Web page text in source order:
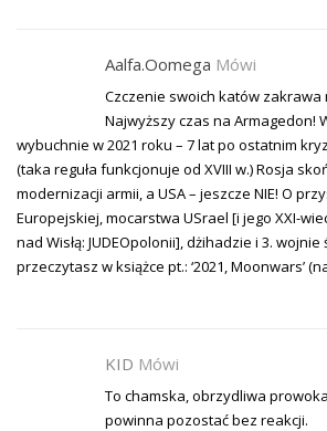
Aalfa.oomega Mówi
Czczenie swoich katów zakrawa
Najwyższy czas na Armagedon!
wybuchnie w 2021 roku – 7 lat po ostatnim
(taka reguła funkcjonuje od XVIII w.) Rosja
modernizacji armii, a USA – jeszcze NIE! O
Europejskiej, mocarstwa USrael [i jego XXI-
nad Wisłą: JUDEOpolonii], dżihadzie i 3. wojnie
przeczytasz w książce pt.: ‘2021, Moonwars’
KID Mówi
To chamska, obrzydliwa
powinna pozostać bez reakcji.